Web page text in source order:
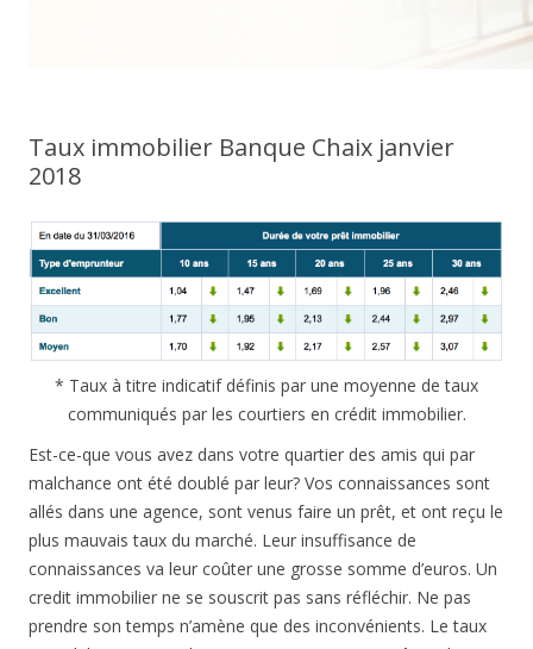
Taux immobilier Banque Chaix janvier
2018
* Taux à titre indicatif définis par une moyenne de taux
communiqués par les courtiers en crédit immobilier.
Est-ce-que vous avez dans votre quartier des amis qui par
malchance ont été doublé par leur? Vos connaissances sont
allés dans une agence, sont venus faire un prêt, et ont reçu le
plus mauvais taux du marché. Leur insuffisance de
connaissances va leur coûter une grosse somme d’euros. Un
credit immobilier ne se souscrit pas sans réfléchir. Ne pas
prendre son temps n’amène que des inconvénients. Le taux